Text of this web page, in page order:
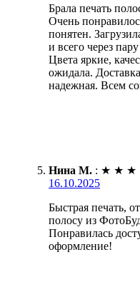
Брала печать
Очень
понятен.
и всего через
Цвета яркие,
ожидала.
надежная. Всем
Нина М. : ★ ★ ★
16.10.2025
Быстрая печать,
полосу из
Понравилась
оформление!